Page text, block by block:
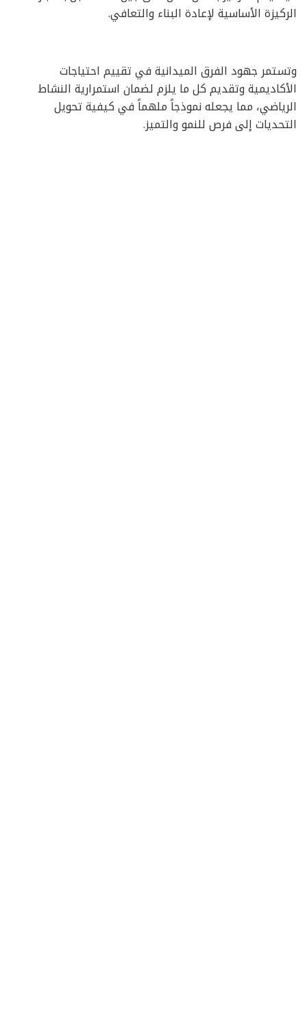
الركيزة الأساسية لإعادة البناء والتعافي.
وتستمر جهود الفرق الميدانية في تقييم احتياجات
الأكاديمية وتقديم كل ما يلزم لضمان استمرارية النشاط
الرياضي، مما يجعله نموذجاً ملهماً في كيفية تحويل
التحديات إلى فرص للنمو والتميز.